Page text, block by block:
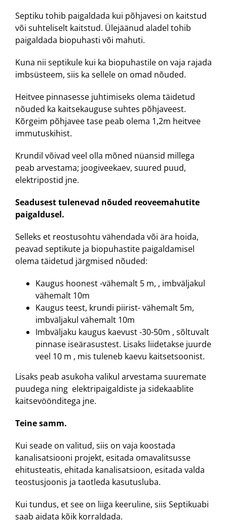
Septiku tohib paigaldada kui põhjavesi on kaitstud
või suhteliselt kaitstud. Ülejäänud aladel tohib
paigaldada biopuhasti või mahuti.
Kuna nii septikule kui ka biopuhastile on vaja rajada
imbsüsteem, siis ka sellele on omad nõuded.
Heitvee pinnasesse juhtimiseks olema täidetud
nõuded ka kaitsekauguse suhtes põhjaveest.
Kõrgeim põhjavee tase peab olema 1,2m heitvee
immutuskihist.
Krundil võivad veel olla mõned nüansid millega
peab arvestama; joogiveekaev, suured puud,
elektripostid jne.
Seadusest tulenevad nõuded reoveemahutite
paigaldusel.
Selleks et reostusohtu vähendada või ära hoida,
peavad septikute ja biopuhastite paigaldamisel
olema täidetud järgmised nõuded:
Kaugus hoonest -vähemalt 5 m, , imbväljakul
vähemalt 10m
Kaugus teest, krundi piirist- vähemalt 5m,
imbväljakul vähemalt 10m
Imbväljaku kaugus kaevust -30-50m , sõltuvalt
pinnase iseärasustest. Lisaks liidetakse juurde
veel 10 m , mis tuleneb kaevu kaitsetsoonist.
Lisaks peab asukoha valikul arvestama suuremate
puudega ning elektripaigaldiste ja sidekaablite
kaitsevöönditega jne.
Teine samm.
Kui seade on valitud, siis on vaja koostada
kanalisatsiooni projekt, esitada omavalitsusse
ehitusteatis, ehitada kanalisatsioon, esitada valda
teostusjoonis ja taotleda kasutusluba.
Kui tundus, et see on liiga keeruline, siis Septikuabi
saab aidata kõik korraldada.